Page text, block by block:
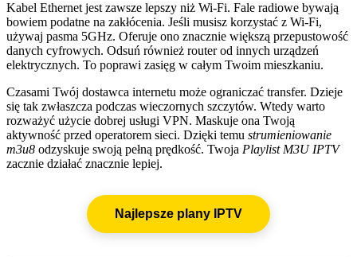
Kabel Ethernet jest zawsze lepszy niż Wi-Fi. Fale radiowe bywają
bowiem podatne na zakłócenia. Jeśli musisz korzystać z Wi-Fi,
używaj pasma 5GHz. Oferuje ono znacznie większą przepustowość
danych cyfrowych. Odsuń również router od innych urządzeń
elektrycznych. To poprawi zasięg w całym Twoim mieszkaniu.
Czasami Twój dostawca internetu może ograniczać transfer. Dzieje
się tak zwłaszcza podczas wieczornych szczytów. Wtedy warto
rozważyć użycie dobrej usługi VPN. Maskuje ona Twoją
aktywność przed operatorem sieci. Dzięki temu strumieniowanie
m3u8 odzyskuje swoją pełną prędkość. Twoja Playlist M3U IPTV
zacznie działać znacznie lepiej.
Najlepsze plany IPTV